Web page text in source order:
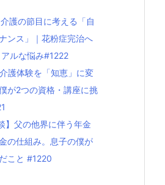
護の節目に考える「自
ンス」｜花粉症完治へ
ルな悩み#1222
護体験を「知恵」に変
が2つの資格・講座に挑
】父の他界に伴う年金
の仕組み。息子の僕が
こと #1220